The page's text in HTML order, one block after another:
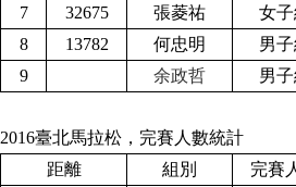
7
32675 張菱祐
女
8
13782 何忠明
男
9
余政哲 男
2016臺北馬拉松，完賽人數統計
距離
組別 完賽